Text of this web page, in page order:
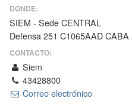
DONDE:
SIEM - Sede CENTRAL
Defensa 251 C1065AAD
CONTACTO:
Siem
43428800
Correo electrónico